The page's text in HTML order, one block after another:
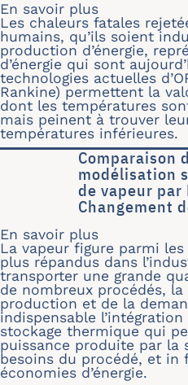
En savoir plus
Les chaleurs fatales
humains, qu’ils soient
production d’énergie,
d’énergie qui sont
technologies actuelles
Rankine) permettent la
dont les températures
mais peinent à trouver
températures inférieures.
Comparaison
modélisation
de vapeur
Changement
En savoir plus
La vapeur figure parmi
plus répandus dans
transporter une grande
de nombreux procédés,
production et de la
indispensable
stockage thermique qui
puissance produite par la
besoins du procédé, et in
économies d’énergie.